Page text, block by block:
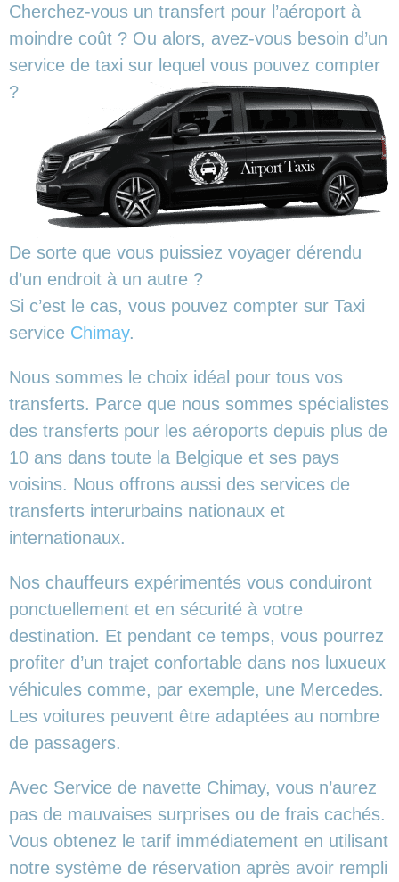
Cherchez-vous un transfert pour l’aéroport à
moindre coût ? Ou alors, avez-vous besoin d’un
service de taxi sur lequel vous pouvez compter
?
De sorte que vous puissiez voyager dérendu
d’un endroit à un autre ?
Si c’est le cas, vous pouvez compter sur Taxi
service Chimay.
Nous sommes le choix idéal pour tous vos
transferts. Parce que nous sommes spécialistes
des transferts pour les aéroports depuis plus de
10 ans dans toute la Belgique et ses pays
voisins. Nous offrons aussi des services de
transferts interurbains nationaux et
internationaux.
Nos chauffeurs expérimentés vous conduiront
ponctuellement et en sécurité à votre
destination. Et pendant ce temps, vous pourrez
profiter d’un trajet confortable dans nos luxueux
véhicules comme, par exemple, une Mercedes.
Les voitures peuvent être adaptées au nombre
de passagers.
Avec Service de navette Chimay, vous n’aurez
pas de mauvaises surprises ou de frais cachés.
Vous obtenez le tarif immédiatement en utilisant
notre système de réservation après avoir rempli